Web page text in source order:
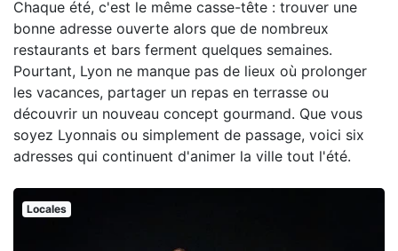
Chaque été, c'est le même casse-tête : trouver une
bonne adresse ouverte alors que de nombreux
restaurants et bars ferment quelques semaines.
Pourtant, Lyon ne manque pas de lieux où prolonger
les vacances, partager un repas en terrasse ou
découvrir un nouveau concept gourmand. Que vous
soyez Lyonnais ou simplement de passage, voici six
adresses qui continuent d'animer la ville tout l'été.
Locales